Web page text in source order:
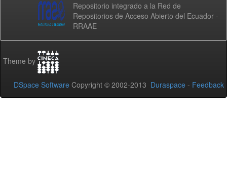
Repositorio integrado a la Red de
Repositorios de Acceso Abierto del Ecuador -
RRAAE
Theme by
DSpace Software Copyright © 2002-2013 Duraspace - Feedback